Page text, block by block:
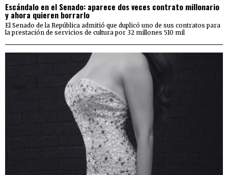
Escándalo en el Senado: aparece dos veces contrato millonario
y ahora quieren borrarlo
El Senado de la República admitió que duplicó uno de sus contratos para
la prestación de servicios de cultura por 32 millones 510 mil